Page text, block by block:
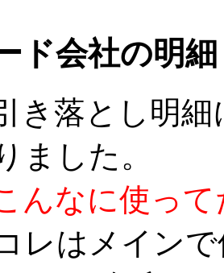
ド会社の明細
き落とし明
ました。
んなに使って
レはメイン